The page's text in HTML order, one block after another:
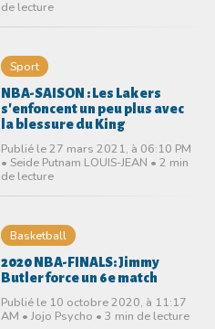
de lecture
Sport
NBA-SAISON : Les Lakers
s'enfoncent un peu plus avec
la blessure du King
Publié le 27 mars 2021, à 06:10 PM
• Seide Putnam LOUIS-JEAN • 2 min
de lecture
Basketball
2020 NBA-FINALS: Jimmy
Butler force un 6e match
Publié le 10 octobre 2020, à 11:17
AM • Jojo Psycho • 3 min de lecture